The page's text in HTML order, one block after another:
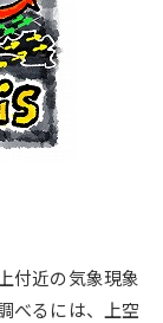
請求
スト「受験案
認定試験
付近の気象現象
べるには、上空